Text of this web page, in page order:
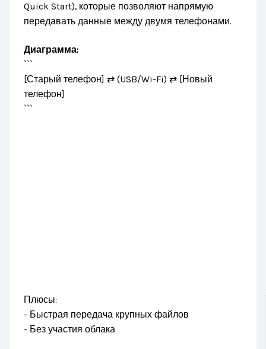
Quick Start), которые позволяют напрямую
передавать данные между двумя телефонами.
Диаграмма:
```
[Старый телефон] ⇄ (USB/Wi-Fi) ⇄ [Новый
телефон]
```
Плюсы:
- Быстрая передача крупных файлов
- Без участия облака